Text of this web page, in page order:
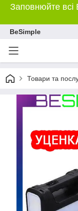
Заповнюйте всі
BeSimple
Товари та